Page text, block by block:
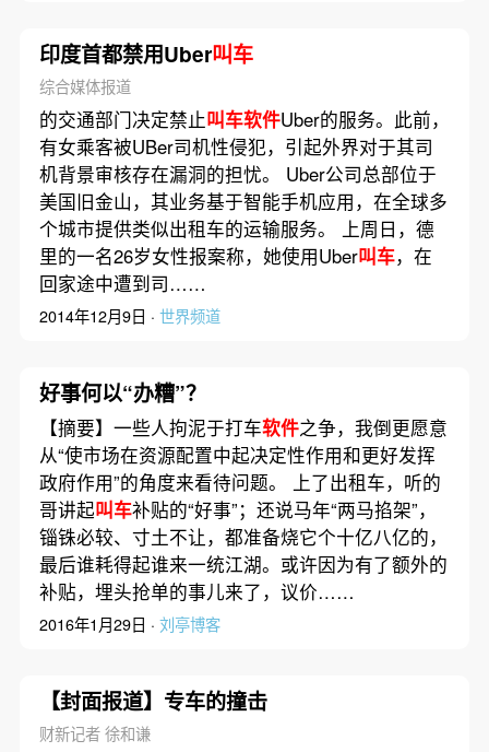
印度首都禁用Uber叫车
综合媒体报道
的交通部门决定禁止叫车软件Uber的服务。此前，
有女乘客被UBer司机性侵犯，引起外界对于其司
机背景审核存在漏洞的担忧。 Uber公司总部位于
美国旧金山，其业务基于智能手机应用，在全球多
个城市提供类似出租车的运输服务。 上周日，德
里的一名26岁女性报案称，她使用Uber叫车，在
回家途中遭到司……
2014年12月9日 · 世界频道
好事何以“办糟”？
【摘要】一些人拘泥于打车软件之争，我倒更愿意
从“使市场在资源配置中起决定性作用和更好发挥
政府作用”的角度来看待问题。 上了出租车，听的
哥讲起叫车补贴的“好事”；还说马年“两马掐架”，
锱铢必较、寸土不让，都准备烧它个十亿八亿的，
最后谁耗得起谁来一统江湖。或许因为有了额外的
补贴，埋头抢单的事儿来了，议价……
2016年1月29日 · 刘亭博客
【封面报道】专车的撞击
财新记者 徐和谦